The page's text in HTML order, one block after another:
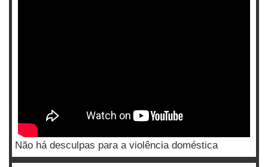
Não há desculpas para a violência doméstica